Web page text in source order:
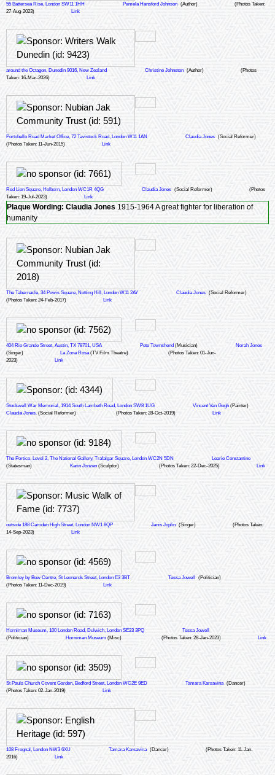
55 Battersea Rise, London SW11 1HH Pamela Hansford Johnson (Author)
(Photos Taken:
27-Aug-2023)
Link
around the Octagon, Dunedin 9016, New Zealand Christine Johnston (Author)
(Photos
Taken: 16-Mar-2026)
Link
Portobello Road Market Office, 72 Tavistock Road, London W11 1AN Claudia Jones (Social Reformer)
(Photos Taken: 11-Jun-2015)
Link
Red Lion Square, Holborn, London WC1R 4QG Claudia Jones (Social Reformer)
(Photos
Taken: 19-Jul-2023)
Link
Plaque Wording: Claudia Jones 1915-1964 A great fighter for liberation of
humanity
The Tabernacle, 34 Powis Square, Notting Hill, London W11 2AY Claudia Jones (Social Reformer)
(Photos Taken: 24-Feb-2017)
Link
404 Rio Grande Street, Austin, TX 78701, USA Pete Townshend (Musician)
Norah Jones
(Singer)
La Zona Rosa (TV Film Theatre)
(Photos Taken: 01-Jun-
2023)
Link
Stockwell War Memorial, 1914 South Lambeth Road, London SW8 1UG Vincent Van Gogh (Painter)
Claudia Jones. (Social Reformer) (Photos Taken: 28-Oct-2019) Link
The Portico, Level 2, The National Gallery, Trafalgar Square, London WC2N 5DN
Learie Constantine
(Statesman)
Karin Jonzen (Sculptor) (Photos Taken: 22-Dec-2025) Link
outside 188 Camden High Street, London NW1 8QP Janis Joplin (Singer)
(Photos Taken:
14-Sep-2023)
Link
Bromley by Bow Centre, St Leonards Street, London E3 3BT Tessa Jowell
(Politician)
(Photos Taken: 11-Dec-2019)
Link
Horniman Museum, 100 London Road, Dulwich, London SE23 3PQ
Tessa Jowell
(Politician)
Horniman Museum (Misc) (Photos Taken: 28-Jan-2023) Link
St Pauls Church Covent Garden, Bedford Street, London WC2E 9ED Tamara Karsavina (Dancer)
(Photos Taken: 02-Jan-2019)
Link
108 Frognal, London NW3 6XU Tamara Karsavina (Dancer)
(Photos Taken: 11-Jan-
2016)
Link